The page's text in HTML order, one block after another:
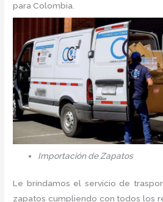
para Colombia.
Importación de Zapatos
Le brindamos el servicio de
zapatos cumpliendo con todos los